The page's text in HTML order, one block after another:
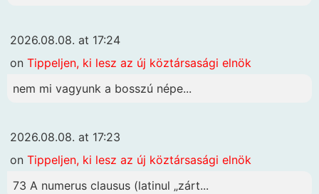
2026.08.08. at 17:24
on Tippeljen, ki lesz az új köztársasági elnök
nem mi vagyunk a bosszú népe...
2026.08.08. at 17:23
on Tippeljen, ki lesz az új köztársasági elnök
73 A numerus clausus (latinul „zárt...